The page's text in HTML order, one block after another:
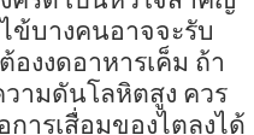
ข้บางคนอาจจะรับ
งงดอาหารเค็ม ถ้า
วามดันโลหิตสูง ควร
ารเสื่อมของไตลงได้